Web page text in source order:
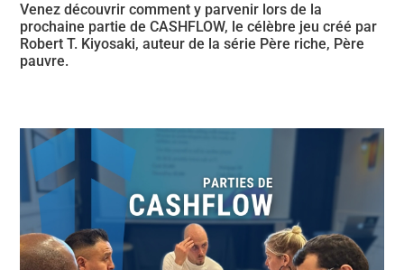
Venez découvrir comment y parvenir lors de la
prochaine partie de CASHFLOW, le célèbre jeu créé par
Robert T. Kiyosaki, auteur de la série Père riche, Père
pauvre.